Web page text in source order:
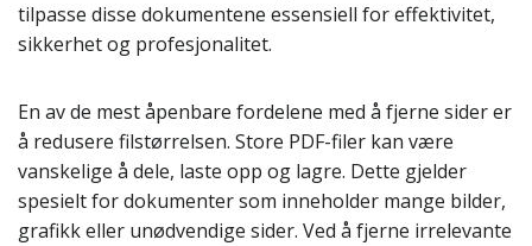
tilpasse disse dokumentene essensiell for effektivitet,
sikkerhet og profesjonalitet.
En av de mest åpenbare fordelene med å fjerne sider er
å redusere filstørrelsen. Store PDF-filer kan være
vanskelige å dele, laste opp og lagre. Dette gjelder
spesielt for dokumenter som inneholder mange bilder,
grafikk eller unødvendige sider. Ved å fjerne irrelevante